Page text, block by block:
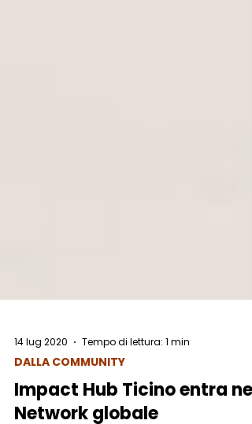
14 lug 2020 Tempo di lettura: 1 min
DALLA COMMUNITY